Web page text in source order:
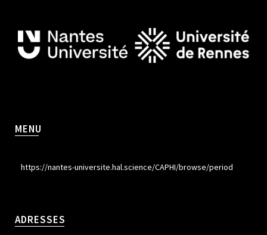
MENU
https://nantes-universite.hal.science/CAPHI/browse/period
ADRESSES